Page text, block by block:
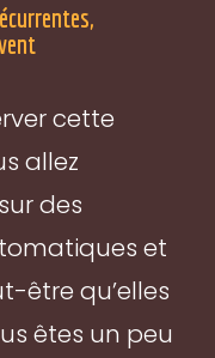
cette
allez
des
et
être qu’elles
êtes un peu